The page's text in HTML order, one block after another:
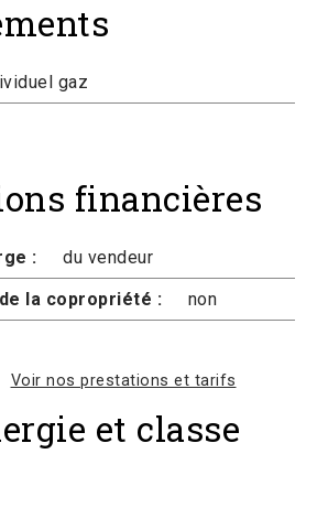
gaz
financières
:
du vendeur
la copropriété :
non
Voir nos prestations et tarifs
et classe